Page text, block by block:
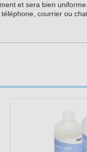
et sera bien
courrier ou